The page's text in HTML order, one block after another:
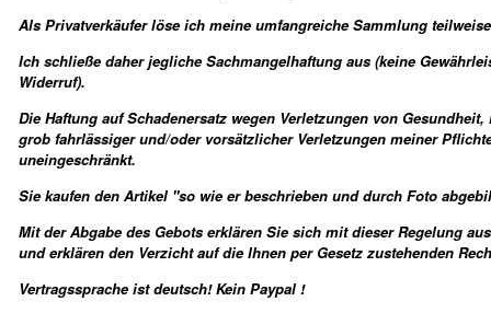
Als Privatverkäufer löse ich meine umfangreiche Sammlung
Ich schließe daher jegliche Sach­mangelhaftung aus (keine
Widerruf).
Die Haftung auf Schaden­ersatz wegen Verletzungen von
grob fahr­lässiger und/oder vorsätzlicher Verletzungen meiner
uneinge­schränkt.
Sie kaufen den Artikel "so wie er beschrieben und durch Foto
Mit der Abgabe des Gebots erklären Sie sich mit dieser Regelung
und erklären den Verzicht auf die Ihnen per Gesetz zustehenden
Vertragssprache ist deutsch! Kein Paypal !